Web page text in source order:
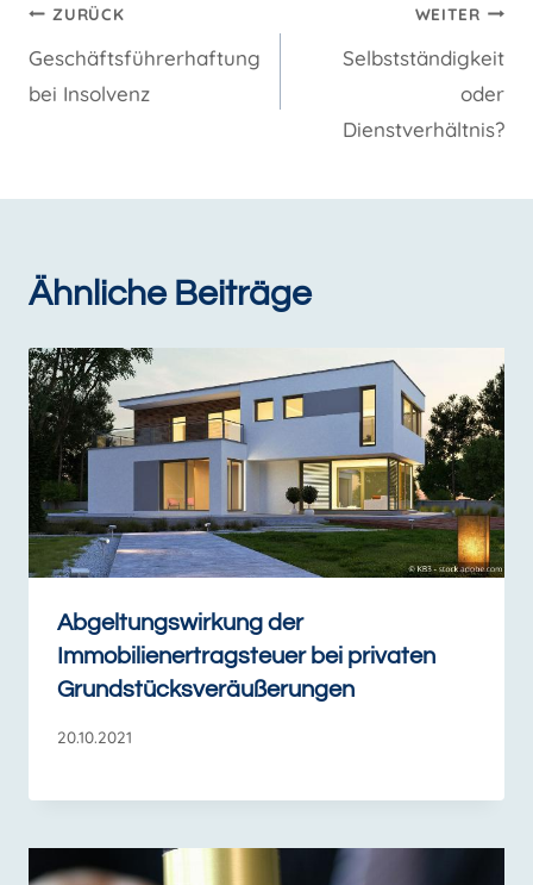
Beitragsnavigation
ZURÜCK
Geschäftsführerhaftung
bei Insolvenz
WEITER
Selbstständigkeit
oder
Dienstverhältnis?
Ähnliche Beiträge
Abgeltungswirkung der
Immobilienertragsteuer bei privaten
Grundstücksveräußerungen
20.10.2021